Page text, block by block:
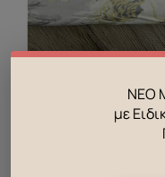
Παπλωματοθήκη
ΝΕΟ
με